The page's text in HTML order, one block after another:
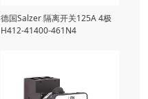
德国Salzer 隔离开关125A 4极
H412-41400-461N4